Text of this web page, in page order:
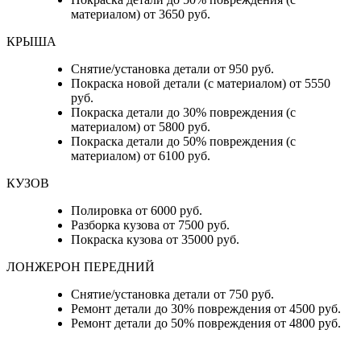
материалом) от 3650 руб.
КРЫША
Снятие/установка детали от 950 руб.
Покраска новой детали (с материалом) от 5550
руб.
Покраска детали до 30% повреждения (с
материалом) от 5800 руб.
Покраска детали до 50% повреждения (с
материалом) от 6100 руб.
КУЗОВ
Полировка от 6000 руб.
Разборка кузова от 7500 руб.
Покраска кузова от 35000 руб.
ЛОНЖЕРОН ПЕРЕДНИЙ
Снятие/установка детали от 750 руб.
Ремонт детали до 30% повреждения от 4500 руб.
Ремонт детали до 50% повреждения от 4800 руб.